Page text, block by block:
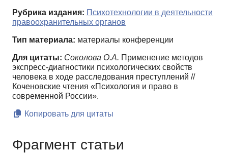
Рубрика издания: Психотехнологии в деятельности
правоохранительных органов
Тип материала: материалы конференции
Для цитаты: Соколова О.А. Применение методов
экспресс-диагностики психологических свойств
человека в ходе расследования преступлений //
Коченовские чтения «Психология и право в
современной России».
Копировать для цитаты
Фрагмент статьи